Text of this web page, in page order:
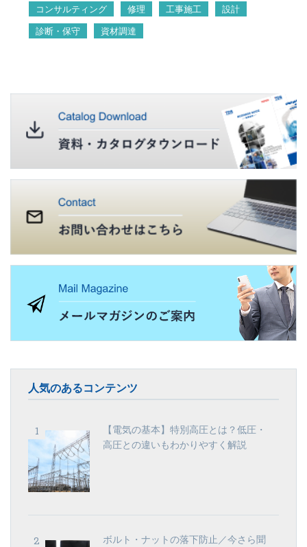
コンサルティング 修理 工事施工
設計
診断・保守
資材調達
人気のあるコンテンツ
【電気の基本】特別高圧とは？低圧・
高圧との違いもわかりやすく解説
ボルト・ナットの落下防止／今さら聞